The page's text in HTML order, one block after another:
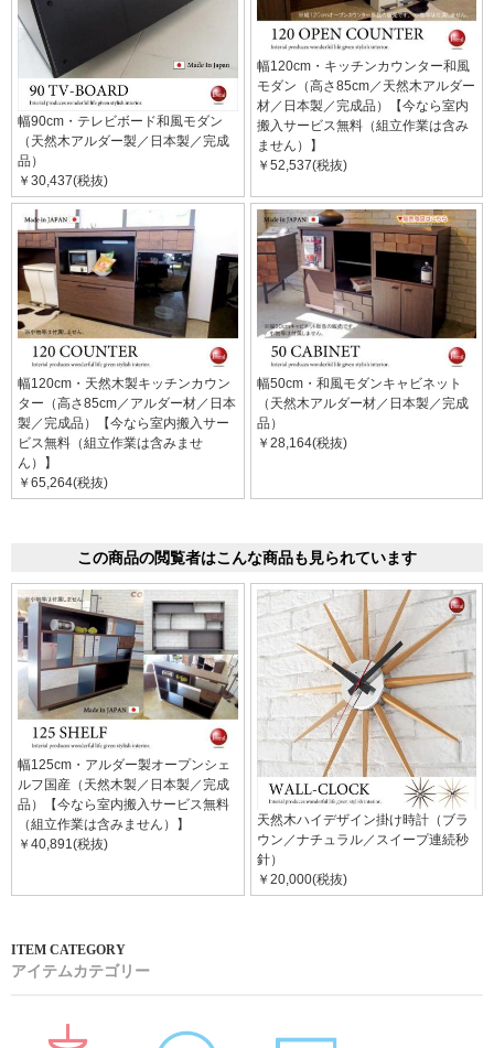
幅90cm・テレビボード和風モダン
（天然木アルダー製／日本製／完成
品）
￥30,437(税抜)
幅120cm・キッチンカウンター和風
モダン（高さ85cm／天然木アルダー
材／日本製／完成品）【今なら室内
搬入サービス無料（組立作業は含み
ません）】
￥52,537(税抜)
幅120cm・天然木製キッチンカウン
ター（高さ85cm／アルダー材／日本
製／完成品）【今なら室内搬入サー
ビス無料（組立作業は含みませ
ん）】
￥65,264(税抜)
幅50cm・和風モダンキャビネット
（天然木アルダー材／日本製／完成
品）
￥28,164(税抜)
この商品の閲覧者はこんな商品も見られています
幅125cm・アルダー製オープンシェ
ルフ国産（天然木製／日本製／完成
品）【今なら室内搬入サービス無料
（組立作業は含みません）】
￥40,891(税抜)
天然木ハイデザイン掛け時計（ブラ
ウン／ナチュラル／スイープ連続秒
針）
￥20,000(税抜)
アイテムカテゴリー